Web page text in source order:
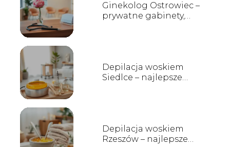
Ginekolog Ostrowiec –
prywatne gabinety,
Depilacja woskiem
Siedlce – najlepsze
Depilacja woskiem
Rzeszów – najlepsze